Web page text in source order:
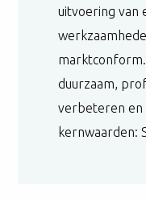
uitvoering van
duurzaam,
verbeteren en
kernwaarden: